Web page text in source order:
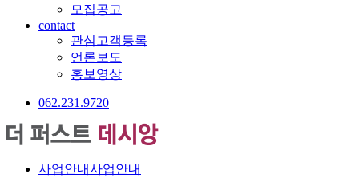
모집공고
contact
관심고객등록
언론보도
홍보영상
062.231.9720
사업안내사업안내